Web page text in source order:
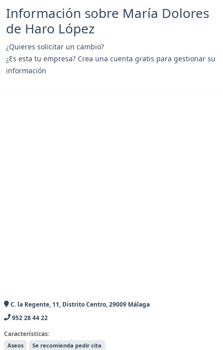
Información sobre María Dolores
de Haro López
¿Quieres solicitar un cambio?
¿Es esta tu empresa? Crea una cuenta gratis para gestionar su
información
C. la Regente, 11, Distrito Centro, 29009 Málaga
952 28 44 22
Características:
Aseos Se recomienda pedir cita